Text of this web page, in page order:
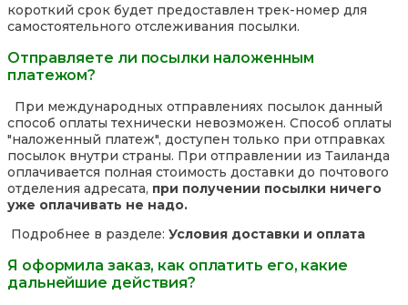
короткий срок будет предоставлен трек-номер для
самостоятельного отслеживания посылки.
Отправляете ли посылки наложенным
платежом?
При международных отправлениях посылок данный
способ оплаты технически невозможен. Способ оплаты
"наложенный платеж", доступен только при отправках
посылок внутри страны. При отправлении из Таиланда
оплачивается полная стоимость доставки до почтового
отделения адресата, при получении посылки ничего
уже оплачивать не надо.
Подробнее в разделе: Условия доставки и оплата
Я оформила заказ, как оплатить его, какие
дальнейшие действия?